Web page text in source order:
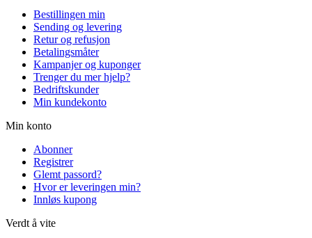
Bestillingen min
Sending og levering
Retur og refusjon
Betalingsmåter
Kampanjer og kuponger
Trenger du mer hjelp?
Bedriftskunder
Min kundekonto
Min konto
Abonner
Registrer
Glemt passord?
Hvor er leveringen min?
Innløs kupong
Verdt å vite